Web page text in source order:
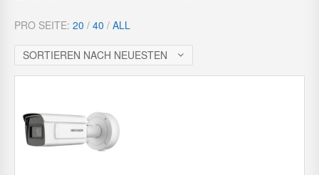
a
rPRO SEITE: 20 / 40 / ALL
SORTIEREN NACH NEUESTEN